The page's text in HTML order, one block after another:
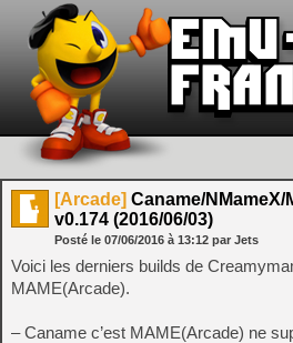
[Arcade] Caname/NMameX/
v0.174 (2016/06/03)
Posté le 07/06/2016 à 13:12 par Jets
Voici les derniers builds de
MAME(Arcade).
– Caname c’est MAME(Arcade) ne